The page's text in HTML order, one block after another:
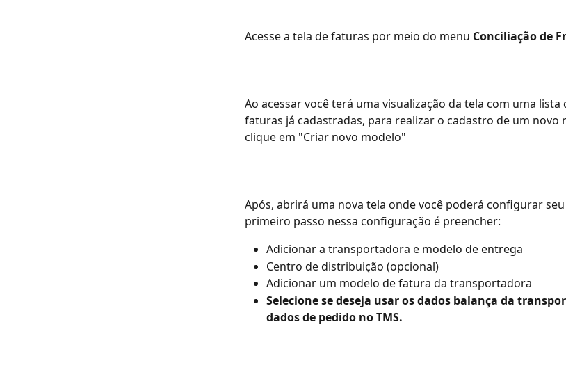
Acesse a tela de faturas por meio do menu Conciliação de
Ao acessar você terá uma visualização da tela com uma lista
faturas já cadastradas, para realizar o cadastro de um novo
clique em "Criar novo modelo"
Após, abrirá uma nova tela onde você poderá configurar
primeiro passo nessa configuração é preencher:
Adicionar a transportadora e modelo de entrega
Centro de distribuição (opcional)
Adicionar um modelo de fatura da transportadora
Selecione se deseja usar os dados balança da
dados de pedido no TMS.